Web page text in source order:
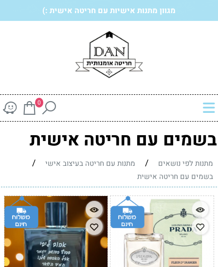
מגוון מתנות אישיות עם חריטה אישית :)
0
בשמים עם חריטה אישית
מתנות לפי נושאים / מתנות עם חריטה בעיצוב אישי /
בשמים עם חריטה אישית